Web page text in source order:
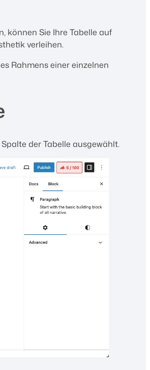
können Sie Ihre Tabelle auf
verleihen.
Rahmens einer einzelnen
der Tabelle ausgewählt.